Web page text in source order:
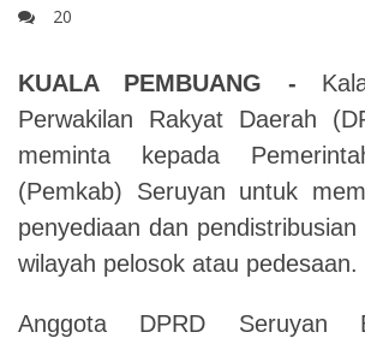
20
KUALA PEMBUANG -
Perwakilan Rakyat Daerah
meminta kepada
(Pemkab) Seruyan untuk
penyediaan dan
wilayah pelosok atau pedesaan.
Anggota DPRD Seruyan